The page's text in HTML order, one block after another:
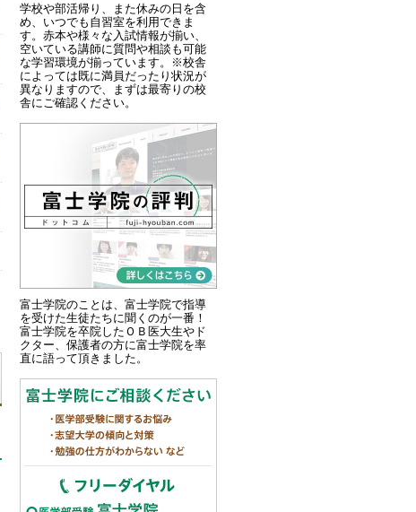
学校や部活帰り、また休みの日を含
め、いつでも自習室を利用できま
す。赤本や様々な入試情報が揃い、
空いている講師に質問や相談も可能
な学習環境が揃っています。※校舎
によっては既に満員だったり状況が
異なりますので、まずは最寄りの校
舎にご確認ください。
富士学院のことは、富士学院で指導
を受けた生徒たちに聞くのが一番！
富士学院を卒院したＯＢ医大生やド
クター、保護者の方に富士学院を率
直に語って頂きました。